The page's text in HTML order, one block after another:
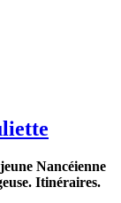
Nancéienne
Itinéraires.